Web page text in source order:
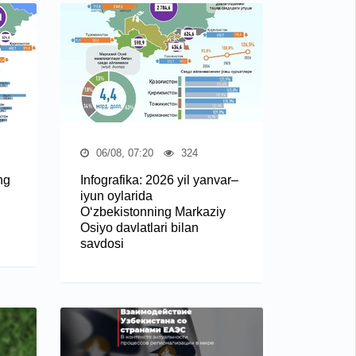
06/08, 07:20 324
Infografika: 2026 yil yanvar–
iyun oylarida
O‘zbekistonning Markaziy
Osiyo davlatlari bilan
savdosi